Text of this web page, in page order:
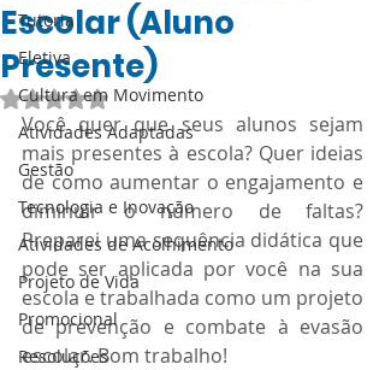
Tutoria
Eletiva
Cultura em Movimento
Atividades Adaptadas
Gestão
Tecnologia e Inovação
Atividades de Acolhimento
Projeto de Vida
Promocional
Resoluções
Escolar (Aluno
Presente)
Avaliado com NaN de 5 estrelas.
Você quer que seus alunos sejam
mais presentes à escola? Quer ideias
de como aumentar o engajamento e
diminuir o número de faltas?
Preparei uma sequência didática que
pode ser aplicada por você na sua
escola e trabalhada como um projeto
de prevenção e combate à evasão
escolar. Bom trabalho!